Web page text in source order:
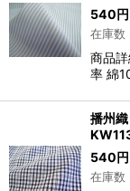
540円
在庫
商品
率 綿
播州
540円
在庫